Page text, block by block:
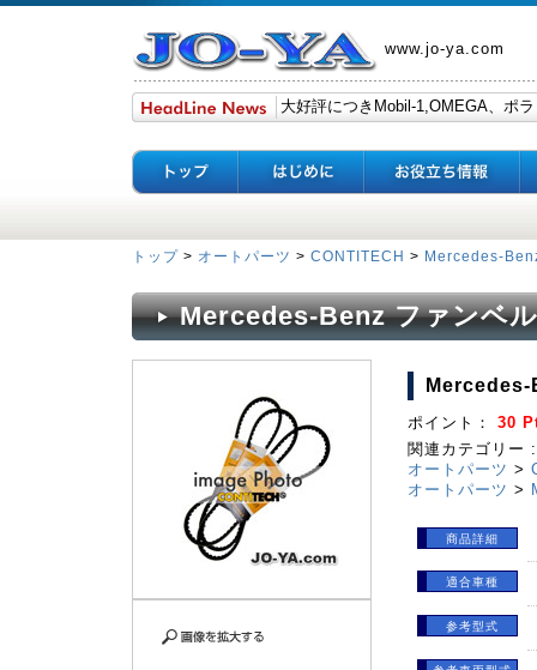
www.jo-ya.com
トップ > オートパーツ > CONTITECH > Mercedes-
Mercedes-Benz ファンベ
Mercedes-
ポイント： 30
関連カテゴリー :
オートパーツ >
オートパーツ >
商品詳細
適合車種
参考型式